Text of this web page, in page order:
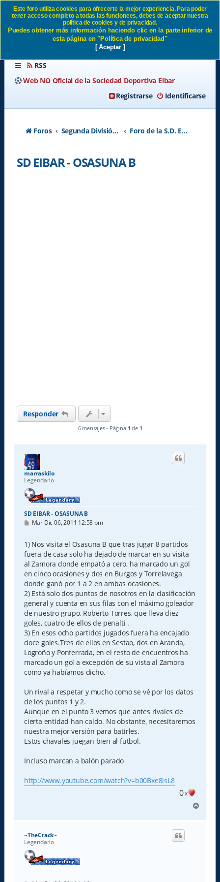
SD EIBAR - OSASUNA B SD
Eibar
RSS
Web NO Oficial de la Sociedad Deportiva Eibar
Identificarse
Registrarse
Foros Segunda División A - Temporada 2026-2027 Foro de la S.D. Eibar
SD EIBAR - OSASUNA B
Responder
6 mensajes • Página 1 de 1
marraskilo
Legendario
SD EIBAR - OSASUNA B
M
s
a
j
e
Mar Dic 06, 2011 12:58 pm
1) Nos visita el Osasuna B que tras jugar 8 partidos
fuera de casa solo ha dejado de marcar en su visita
al Zamora donde empató a cero, ha marcado un gol
en cinco ocasiones y dos en Burgos y Torrelavega
donde ganó por 1 a 2 en ambas ocasiones.
2) Está solo dos puntos de nosotros en la clasificación
general y cuenta en sus filas con el máximo goleador
de nuestro grupo, Roberto Torres, que lleva diez
goles, cuatro de ellos de penalti .
3) En esos ocho partidos jugados fuera ha encajado
doce goles.Tres de ellos en Sestao, dos en Aranda,
Logroño y Ponferrada, en el resto de encuentros ha
marcado un gol a excepción de su vista al Zamora
como ya habíamos dicho.
Un rival a respetar y mucho como se vé por los datos
de los puntos 1 y 2.
Aunque en el punto 3 vemos que antes rivales de
cierta entidad han caído. No obstante, necesitaremos
nuestra mejor versión para batirles.
Estos chavales juegan bien al futbol.
Incluso marcan a balón parado
http://www.youtube.com/watch?v=b00Bxe8isL8
0x
r
~TheCrack~
Legendario
Este foro utiliza cookies para ofrecerte la mejor experiencia. Para poder
tener acceso completo a todas las funcionees, debes de aceptar nuestra
política de cookies y de privacidad.
Puedes obtener más información haciendo clic en la parte inferior de
esta página en "Política de privacidad"
[ Aceptar ]